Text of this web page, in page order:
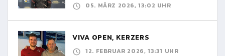
05. MÄRZ 2026, 13:02 UHR
VIVA OPEN, KERZERS
12. FEBRUAR 2026, 13:31 UHR